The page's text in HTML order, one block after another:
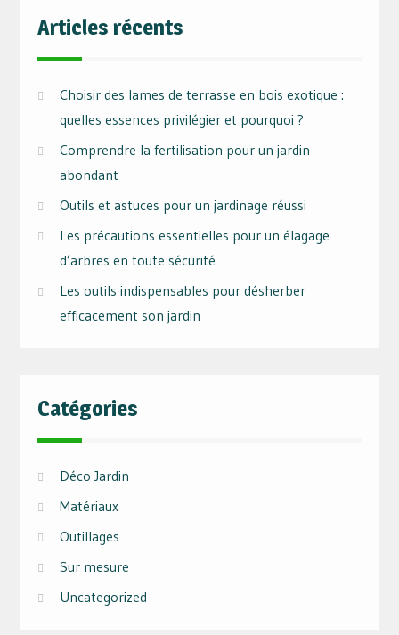
Articles récents
Choisir des lames de terrasse en bois exotique :
quelles essences privilégier et pourquoi ?
Comprendre la fertilisation pour un jardin
abondant
Outils et astuces pour un jardinage réussi
Les précautions essentielles pour un élagage
d’arbres en toute sécurité
Les outils indispensables pour désherber
efficacement son jardin
Catégories
Déco Jardin
Matériaux
Outillages
Sur mesure
Uncategorized